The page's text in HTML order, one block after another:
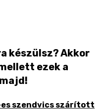
készülsz? Akkor
ezek a
szendvics szárított